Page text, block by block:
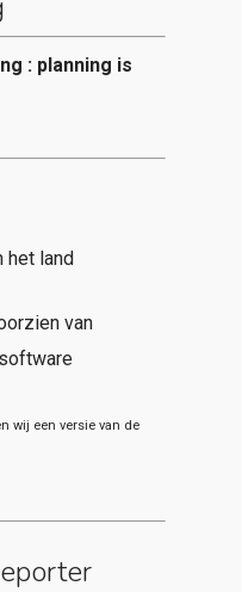
: planning is
het land
van
wij een versie van de